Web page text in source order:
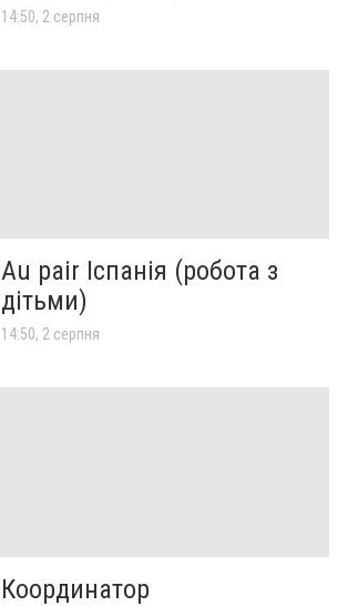
14:50, 2 серпня
Au pair Іспанія (робота з
дітьми)
14:50, 2 серпня
Координатор